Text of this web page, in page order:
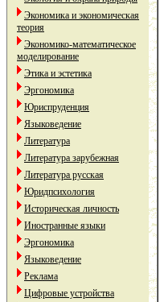
Экономика и экономическая
теория
Экономико-математическое
моделирование
Этика и эстетика
Эргономика
Юриспруденция
Языковедение
Литература
Литература зарубежная
Литература русская
Юридпсихология
Историческая личность
Иностранные языки
Эргономика
Языковедение
Реклама
Цифровые устройства